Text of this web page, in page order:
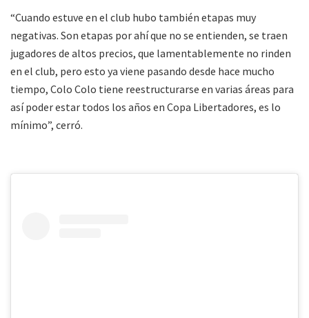
“Cuando estuve en el club hubo también etapas muy
negativas. Son etapas por ahí que no se entienden, se traen
jugadores de altos precios, que lamentablemente no rinden
en el club, pero esto ya viene pasando desde hace mucho
tiempo, Colo Colo tiene reestructurarse en varias áreas para
así poder estar todos los años en Copa Libertadores, es lo
mínimo”, cerró.